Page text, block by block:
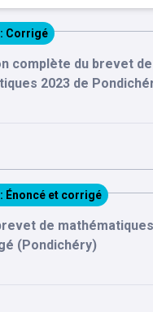
: Corrigé
complète du brevet de
2023 de
: Énoncé et corrigé
de
(Pondichéry)